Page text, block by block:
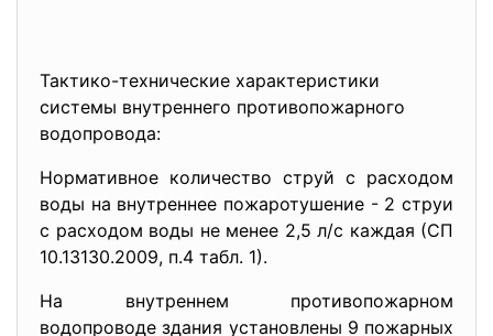
Тактико-технические характеристики
системы внутреннего противопожарного
водопровода:
Нормативное количество струй с расходом
воды на внутреннее пожаротушение - 2 струи
с расходом воды не менее 2,5 л/с каждая (СП
10.13130.2009, п.4 табл. 1).
На внутреннем противопожарном
водопроводе здания установлены 9 пожарных